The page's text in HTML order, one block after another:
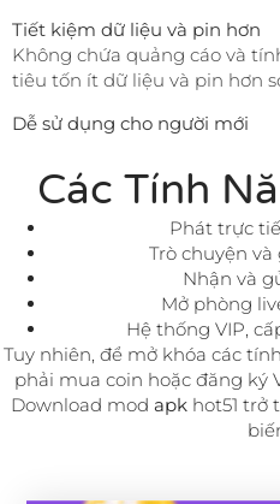
Tiết kiệm dữ liệu và pin hơn
Không chứa quảng cáo và
tiêu tốn ít dữ liệu và pin hơn
Dễ sử dụng cho người mới
Các Tính
Phát trực
Trò chuyện
Nhận và
Mở phòng
Hệ thống VIP,
Tuy nhiên, để mở khóa các
phải mua coin hoặc đăng ký
Download mod apk hot51 trở